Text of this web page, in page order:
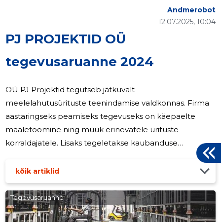
PJ PROJEKTID OÜ
tegevusaruanne 2024
12.07.2025, 10:04
Andmerobot
OÜ PJ Projektid tegutseb jätkuvalt
meelelahutusürituste teenindamise valdkonnas. Firma
aastaringseks peamiseks tegevuseks on käepaelte
maaletoomine ning müük erinevatele ürituste
korraldajatele. Lisaks tegeletakse kaubanduse
korraldamise jm abiteenustega üritustel ning erinevate
turundussuunitlusega projektide teostamisega. 2025
aastal on plaanis - jätkata käepaelte maaletoomist ning
müüki, viia läbi erinevaid projekte ning osutada
teenuseid ürituste korraldajatele.
kõik artiklid
Tegevusaruanne